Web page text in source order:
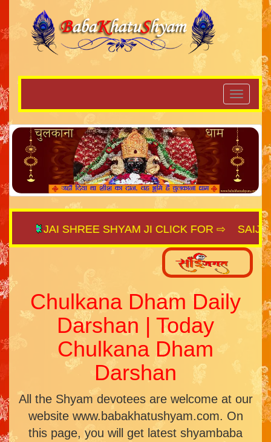
JAI SHREE SHYAM JI CLICK FOR ⇨
Chulkana Dham Daily
Darshan | Today
Chulkana Dham
Darshan
All the Shyam devotees are welcome at our
website www.babakhatushyam.com. On
this page, you will get latest shyambaba